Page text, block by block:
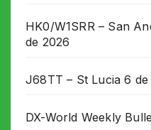
HK0/W1SRR – San
de 2026
J68TT – St Lucia 6 de
DX-World Weekly